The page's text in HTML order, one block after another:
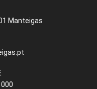
Manteigas